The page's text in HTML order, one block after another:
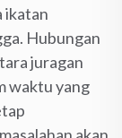
ikatan
Hubungan
juragan
waktu yang